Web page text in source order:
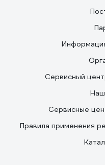
Сервисный
Сервисные
Правила применения